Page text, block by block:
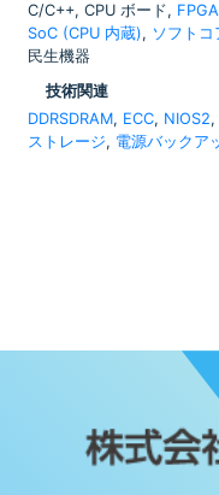
C/C++, CPU ボード,
SoC (CPU 内蔵), ソフトコ
民生機器
技術関連
DDRSDRAM, ECC, NIOS2,
ストレージ, 電源バックア